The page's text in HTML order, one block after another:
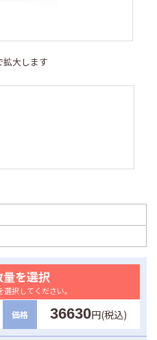
拡大します
を選択
択してください。
価格 36630円(税込)